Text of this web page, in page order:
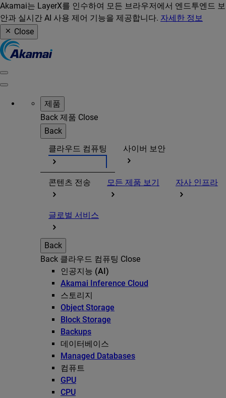
Akamai는 LayerX를 인수하여 모든 브라우저에서 엔드투엔드 보
안과 실시간 AI 사용 제어 기능을 제공합니다. 자세한 정보
Close
제품
Back 제품 Close
Back
클라우드 컴퓨팅
사이버 보안
콘텐츠 전송 모든 제품 보기 자사 인프라
글로벌 서비스
Back
Back 클라우드 컴퓨팅 Close
인공지능 (AI)
Akamai Inference Cloud
스토리지
Object Storage
Block Storage
Backups
데이터베이스
Managed Databases
컴퓨트
GPU
CPU